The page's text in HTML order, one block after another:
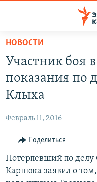
Вернуться
основному
содержанию
Вернутся
главной
навигации
Вернутся
поиску
СУХУМИ
ВЕСЬ КАВКАЗ
СЕВЕРНЫЙ КАВКАЗ
АРМЕНИЯ
АЗЕРБАЙДЖАН
ТЕМЫ
ПОЛИТИКА
ЭКОНОМИКА
РУБРИКИ
НЕКРУГЛЫЙ СТОЛ
МУЛЬТИМЕДИА
НОВОСТИ
Участник боя
показания по
Клыха
Февраль 11, 2016
Поделиться
Потерпевший по делу
Карпюка заявил о